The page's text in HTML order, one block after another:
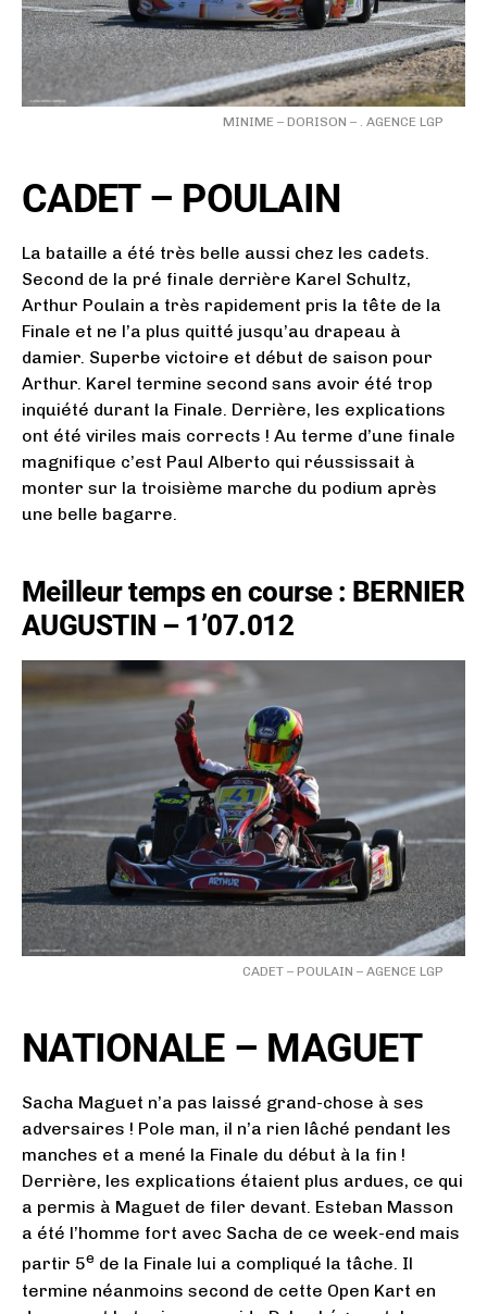
MINIME – DORISON – . AGENCE LGP
CADET – POULAIN
La bataille a été très belle aussi chez les cadets.
Second de la pré finale derrière Karel Schultz,
Arthur Poulain a très rapidement pris la tête de la
Finale et ne l’a plus quitté jusqu’au drapeau à
damier. Superbe victoire et début de saison pour
Arthur. Karel termine second sans avoir été trop
inquiété durant la Finale. Derrière, les explications
ont été viriles mais corrects ! Au terme d’une finale
magnifique c’est Paul Alberto qui réussissait à
monter sur la troisième marche du podium après
une belle bagarre.
Meilleur temps en course : BERNIER
AUGUSTIN – 1’07.012
CADET – POULAIN – AGENCE LGP
NATIONALE – MAGUET
Sacha Maguet n’a pas laissé grand-chose à ses
adversaires ! Pole man, il n’a rien lâché pendant les
manches et a mené la Finale du début à la fin !
Derrière, les explications étaient plus ardues, ce qui
a permis à Maguet de filer devant. Esteban Masson
a été l’homme fort avec Sacha de ce week-end mais
partir 5e de la Finale lui a compliqué la tâche. Il
termine néanmoins second de cette Open Kart en